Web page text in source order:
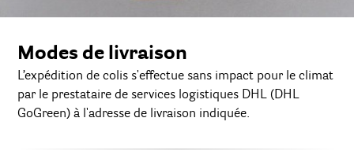
Modes de livraison
L’expédition de colis s'effectue sans impact pour le climat
par le prestataire de services logistiques DHL (DHL
GoGreen) à l'adresse de livraison indiquée.